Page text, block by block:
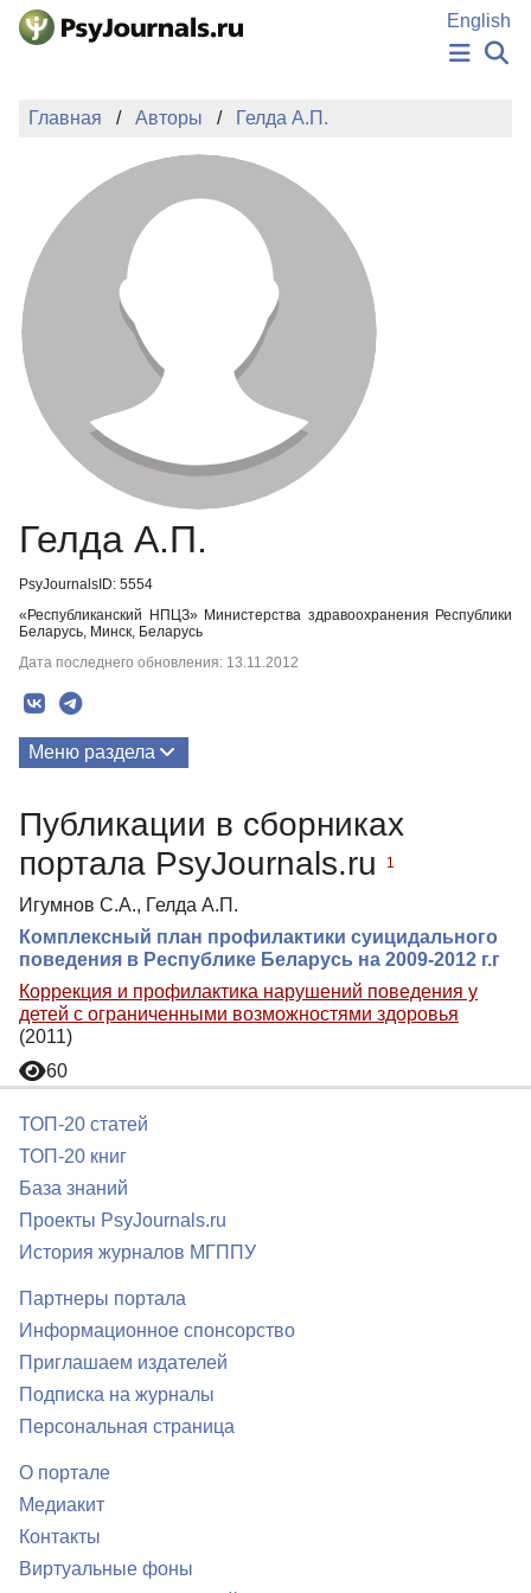
Перейти к основному содержанию
English
НОВОСТИ
АВТОРЫ
ПОДАТЬ РУКОПИСЬ
БАЗА ЗНАНИЙ
КЛЮЧЕВЫЕ СЛОВА
Регистрация
Главная Авторы Гелда А.П.
Гелда А.П.
PsyJournalsID: 5554
«Республиканский НПЦЗ» Министерства здравоохранения Республики
Беларусь, Минск, Беларусь
Дата последнего обновления: 13.11.2012
Меню раздела
Публикации в сборниках
портала PsyJournals.ru
1
Игумнов С.А., Гелда А.П.
Комплексный план профилактики суицидального
поведения в Республике Беларусь на 2009-2012 г.г
Коррекция и профилактика нарушений поведения у
детей с ограниченными возможностями здоровья
(2011)
60
ТОП-20 статей
ТОП-20 книг
База знаний
Проекты PsyJournals.ru
История журналов МГППУ
Партнеры портала
Информационное спонсорство
Приглашаем издателей
Подписка на журналы
Персональная страница
О портале
Медиакит
Контакты
Виртуальные фоны